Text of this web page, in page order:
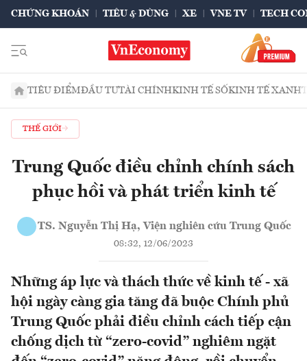
CHỨNG KHOÁN TIÊU & DÙNG XE VNE TV TECH
TIÊU ĐIỂMĐẦU TƯTÀI CHÍNHKINH TẾ SỐKINH TẾ XANH
THẾ GIỚI
Trung Quốc điều chỉnh chính sách
phục hồi và phát triển kinh tế
TS. Nguyễn Thị Hạ, Viện nghiên cứu Trung Quốc
08:32, 12/06/2023
Những áp lực và thách thức về kinh tế - xã
hội ngày càng gia tăng đã buộc Chính phủ
Trung Quốc phải điều chỉnh cách tiếp cận
chống dịch từ “zero-covid” nghiêm ngặt